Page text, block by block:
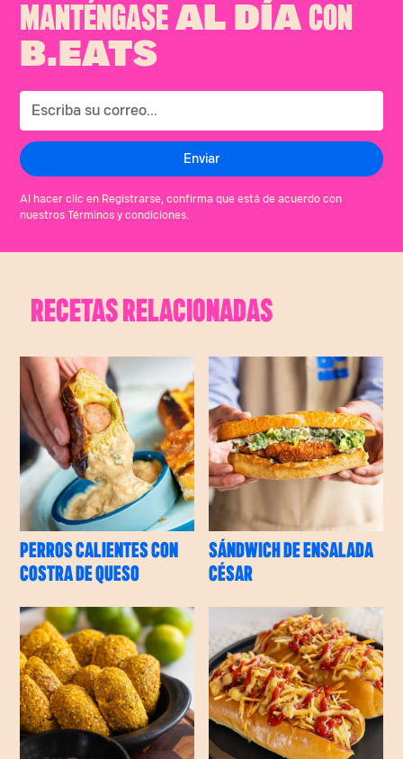
MANTÉNGASE AL DÍA CON
B.EATS
Al hacer clic en Registrarse, confirma que está de acuerdo con
nuestros Términos y condiciones.
RECETAS RELACIONADAS
PERROS CALIENTES CON
COSTRA DE QUESO
SÁNDWICH DE ENSALADA
CÉSAR